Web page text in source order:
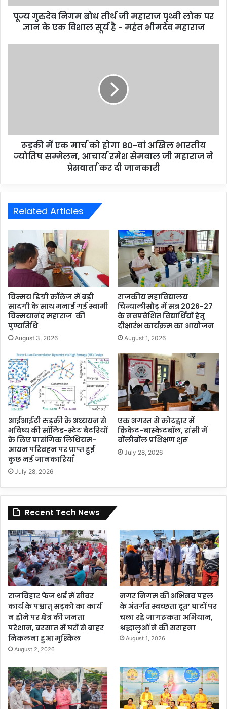
पूज्य गुरुदेव निगम बोध तीर्थ जी महाराज पृथ्वी लोक पर
ज्ञान के एक विशाल सूर्य है - महंत भीमदेव महाराज
रूड़की में एक मार्च को होगा 80-वां अखिल भारतीय
ज्योतिष सम्मेलन, आचार्य रमेश सेमवाल जी महाराज ने
प्रेसवार्ता कर दी जानकारी
Related Articles
चिन्मय डिग्री कॉलेज में बड़ी
सादगी के साथ मनाई गई स्वामी
चिन्मयानंद महाराज की
पुण्यतिथि
August 3, 2026
राजकीय महाविद्यालय
चिन्यालीसौड़ में सत्र 2026-27
के नवप्रवेशित विद्यार्थियों हेतु
दीक्षारंभ कार्यक्रम का आयोजन
August 1, 2026
आईआईटी रुड़की के अध्ययन से
भविष्य की सॉलिड-स्टेट बैटरियों
के लिए प्रासंगिक लिथियम-
आयन परिवहन पर प्राप्त हुई
कुछ नई जानकारियाँ
July 28, 2026
एक अगस्त से कोटद्वार में
क्रिकेट-बास्केटबॉल, रांसी में
वॉलीबॉल प्रशिक्षण शुरू
July 28, 2026
Recent Tech News
राजविहार फेज थर्ड में सीवर
कार्य के पश्चात् सड़को का कार्य
न होने पर क्षेत्र की जनता
परेशान, बरसात में घरों से बाहर
निकलना हुआ मुश्किल
August 2, 2026
नगर निगम की अभिनव पहल
के अंतर्गत स्वच्छता दूत’ घाटों पर
चला रहे जागरूकता अभियान,
श्रद्धालुओं ने की सराहना
August 1, 2026